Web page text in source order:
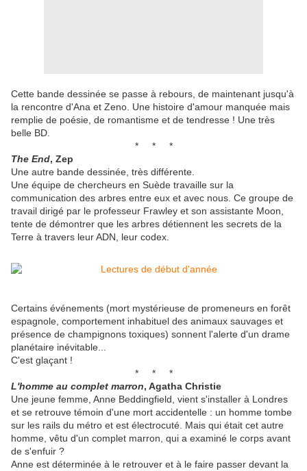
Cette bande dessinée se passe à rebours, de maintenant jusqu'à
la rencontre d'Ana et Zeno. Une histoire d'amour manquée mais
remplie de poésie, de romantisme et de tendresse ! Une très
belle BD.
* * *
The End, Zep
Une autre bande dessinée, très différente.
Une équipe de chercheurs en Suède travaille sur la
communication des arbres entre eux et avec nous. Ce groupe de
travail dirigé par le professeur Frawley et son assistante Moon,
tente de démontrer que les arbres détiennent les secrets de la
Terre à travers leur ADN, leur codex.
Certains événements (mort mystérieuse de promeneurs en forêt
espagnole, comportement inhabituel des animaux sauvages et
présence de champignons toxiques) sonnent l'alerte d'un drame
planétaire inévitable...
C'est glaçant !
* * *
L'homme au complet marron, Agatha Christie
Une jeune femme, Anne Beddingfield, vient s'installer à Londres
et se retrouve témoin d'une mort accidentelle : un homme tombe
sur les rails du métro et est électrocuté. Mais qui était cet autre
homme, vêtu d'un complet marron, qui a examiné le corps avant
de s'enfuir ?
Anne est déterminée à le retrouver et à le faire passer devant la